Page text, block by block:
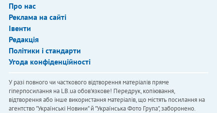
Про нас
Реклама на сайті
Івенти
Редакція
Політики і стандарти
Угода конфіденційності
У разі повного чи часткового відтворення матеріалів пряме
гіперпосилання на LB.ua обов'язкове! Передрук, копіювання,
відтворення або інше використання матеріалів, що містять посилання на
агентство "Українськi Новини" й "Українська Фото Група", заборонено.